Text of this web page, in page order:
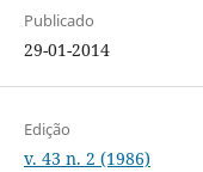
Publicado
29-01-2014
Edição
v. 43 n. 2 (1986)